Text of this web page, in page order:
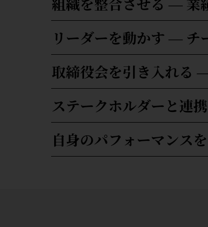
リーダーを動かす ― チ
取締役会を引き入れる
ステークホルダーと連
自身のパフォーマンス